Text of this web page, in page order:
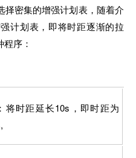
密集的增强计划表，随着介
计划表，即将时距逐渐的拉
序：
将时距延长10s，即时距为